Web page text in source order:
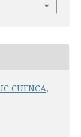
CUENCA,